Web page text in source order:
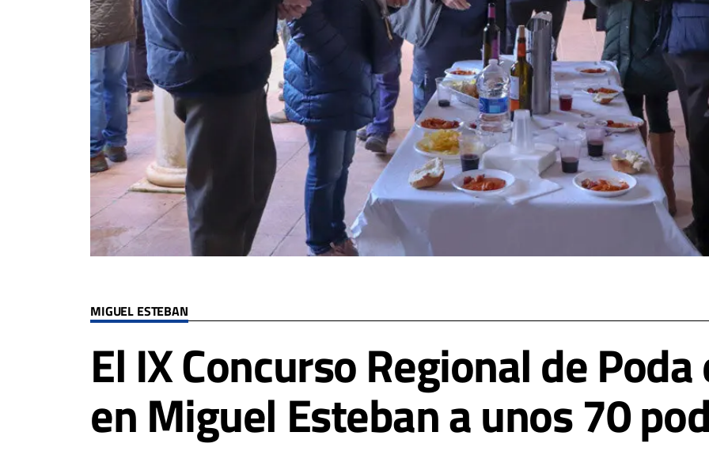
MIGUEL ESTEBAN
El IX Concurso Regional de
en Miguel Esteban a unos 70